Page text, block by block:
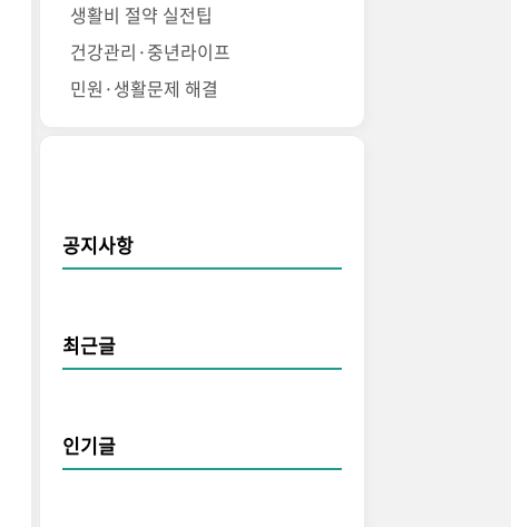
생활비 절약 실전팁
건강관리·중년라이프
민원·생활문제 해결
공지사항
최근글
인기글